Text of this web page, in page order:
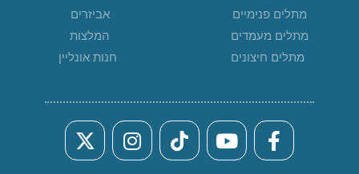
מתלים פנימיים
מתלים מעמדים
מתלים חיצונים
אביזרים
המלצות
חנות אונליין